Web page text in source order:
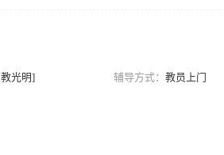
光明] 辅导方式： 教员上门